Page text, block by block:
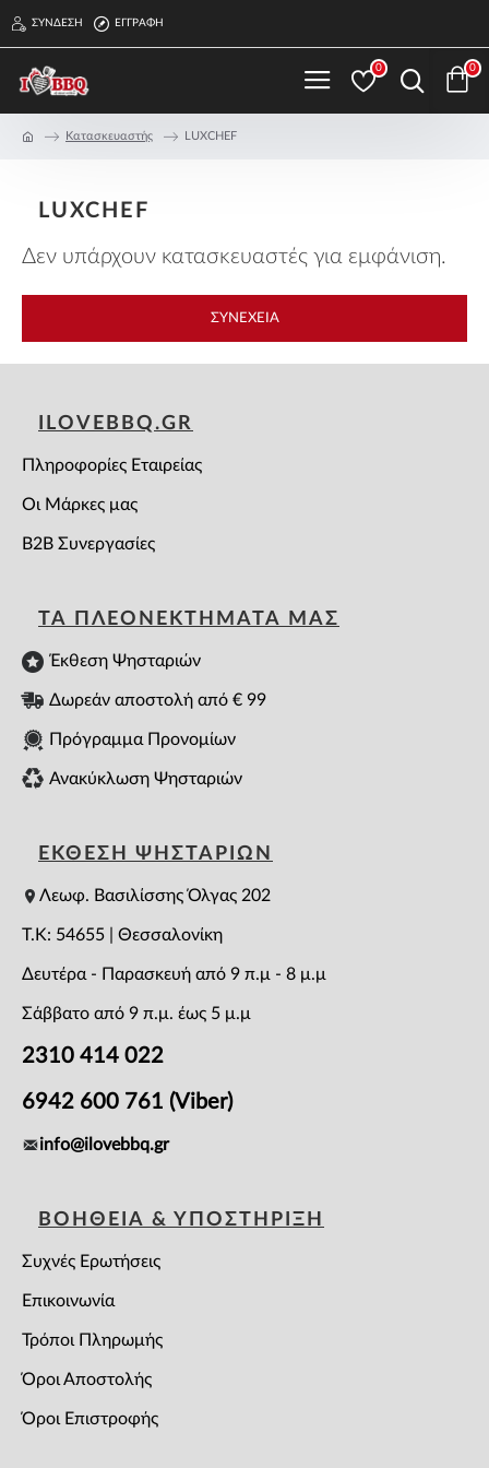
ΣΎΝΔΕΣΗ ΕΓΓΡΑΦΉ
0 0
Κατασκευαστής LUXCHEF
LUXCHEF
Δεν υπάρχουν κατασκευαστές για εμφάνιση.
ΣΥΝΈΧΕΙΑ
ILOVEBBQ.GR
Πληροφορίες Εταιρείας
Οι Μάρκες μας
B2B Συνεργασίες
ΤΑ ΠΛΕΟΝΕΚΤΗΜΑΤΑ ΜΑΣ
Έκθεση Ψησταριών
Δωρεάν αποστολή από € 99
Πρόγραμμα Προνομίων
Ανακύκλωση Ψησταριών
ΕΚΘΕΣΗ ΨΗΣΤΑΡΙΩΝ
Λεωφ. Βασιλίσσης Όλγας 202
T.K: 54655 | Θεσσαλονίκη
Δευτέρα - Παρασκευή από 9 π.μ - 8 μ.μ
Σάββατο από 9 π.μ. έως 5 μ.μ
2310 414 022
6942 600 761 (Viber)
info@ilovebbq.gr
ΒΟΗΘΕΙΑ & ΥΠΟΣΤΗΡΙΞΗ
Συχνές Ερωτήσεις
Επικοινωνία
Τρόποι Πληρωμής
Όροι Αποστολής
Όροι Επιστροφής